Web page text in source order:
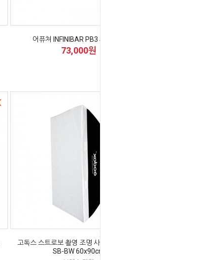
어퓨쳐 INFINIBAR PB3 Softbox
73,000원
고독스 스트로보 촬영 조명 사각 소프트박스
SB-BW 60x90cm